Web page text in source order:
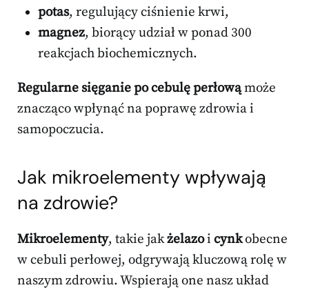
potas, regulujący ciśnienie krwi,
magnez, biorący udział w ponad 300
reakcjach biochemicznych.
Regularne sięganie po cebulę perłowąmoże
znacząco wpłynąć na poprawę zdrowia i
samopoczucia.
Jak mikroelementy wpływają
na zdrowie?
Mikroelementy, takie jakżelazoi cynkobecne
w cebuli perłowej, odgrywają kluczową rolę w
naszym zdrowiu. Wspierają one nasz układ